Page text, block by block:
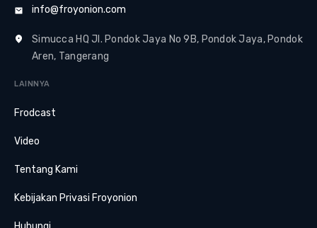
info@froyonion.com
Simucca HQ Jl. Pondok Jaya No 9B, Pondok Jaya, Pondok
Aren, Tangerang
LAINNYA
Frodcast
Video
Tentang Kami
Kebijakan Privasi Froyonion